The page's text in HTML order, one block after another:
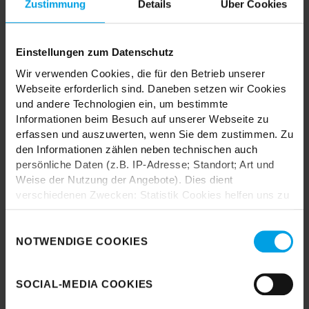
Zustimmung Details Über Cookies
Einstellungen zum Datenschutz
Wir verwenden Cookies, die für den Betrieb unserer
Webseite erforderlich sind. Daneben setzen wir Cookies
und andere Technologien ein, um bestimmte
Informationen beim Besuch auf unserer Webseite zu
erfassen und auszuwerten, wenn Sie dem zustimmen. Zu
den Informationen zählen neben technischen auch
persönliche Daten (z.B. IP-Adresse; Standort; Art und
Weise der Nutzung der Angebote). Dies dient
verschiedenen Zwecken: Statistik Cookies helfen uns zu
anonymisiert für statistische Zwecke auszuwerten.
Marketing Cookies helfen uns, Ihnen personalisierte
Werbung anzuzeigen. Social-Media-Cookies ermöglichen
es, eine Verbindung zu sozialen Netzwerken aufzubauen,
NOTWENDIGE COOKIES
SOCIAL-MEDIA COOKIES
TRENDHOPPER STORES
Wie wäre es mit einer großen Portion Inspiration und Kreativität?
In unseren Stores findest du alle Trendhopper Möbel, Stoffe und
Styles.
Durch das Laden akzeptieren Sie die
Karte laden